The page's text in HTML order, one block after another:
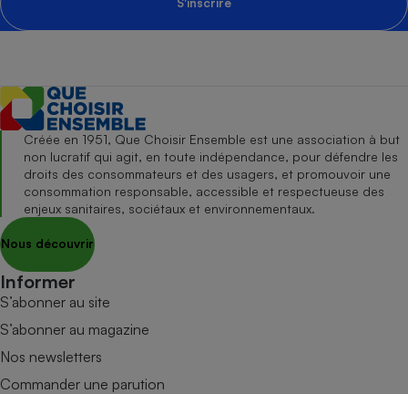
S'inscrire
Créée en 1951, Que Choisir Ensemble est une association à but
non lucratif qui agit, en toute indépendance, pour défendre les
droits des consommateurs et des usagers, et promouvoir une
consommation responsable, accessible et respectueuse des
enjeux sanitaires, sociétaux et environnementaux.
Nous découvrir
Informer
S’abonner au site
S’abonner au magazine
Nos newsletters
Commander une parution